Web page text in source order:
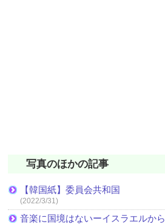
写真のほかの記事
【韓国紙】委員会共和国
(2022/3/31)
音楽に国境はないーイスラエルから